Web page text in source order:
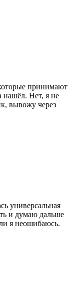
принимают
Нет, я не
вывожу через
универсальная
и думаю дальше
я неошибаюсь.